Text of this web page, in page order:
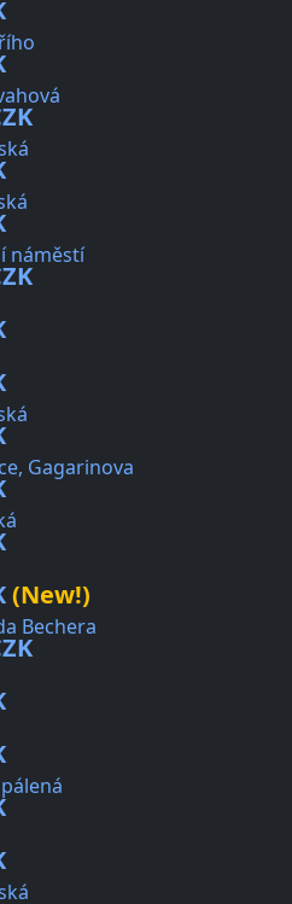
náměstí
Gagarinova
(New!)
Bechera